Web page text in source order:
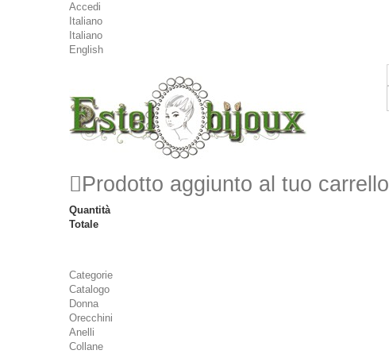
Accedi
Italiano
Italiano
English
Prodotto aggiunto al tuo carrello
Quantità
Totale
Categorie
Catalogo
Donna
Orecchini
Anelli
Collane